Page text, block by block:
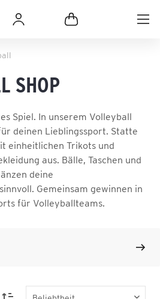
SHOP
Spiel. In unserem Volleyball
deinen Lieblingssport. Statte
einheitlichen Trikots und
aus. Bälle, Taschen und
deine
Gemeinsam gewinnen in
für Volleyballteams.